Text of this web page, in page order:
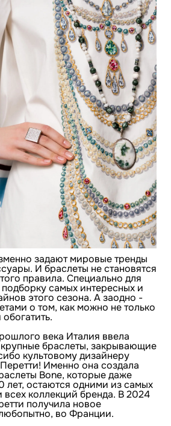
задают мировые тренды
И браслеты не становятся
правила. Специально для
самых интересных и
этого сезона. А заодно -
о том, как можно не только
века Италия ввела
браслеты, закрывающие
культовому дизайнеру
Именно она создала
Bone, которые даже
лет, остаются одними из самых
всех коллекций бренда. В 2024
получила новое
во Франции.